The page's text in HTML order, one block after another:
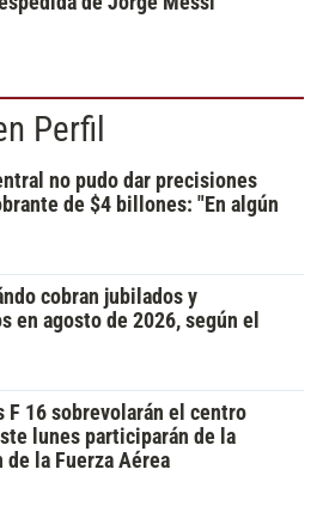
Perfil
no pudo dar precisiones
de $4 billones: "En algún
cobran jubilados y
en agosto de 2026, según el
F 16 sobrevolarán el centro
lunes participarán de la
la Fuerza Aérea